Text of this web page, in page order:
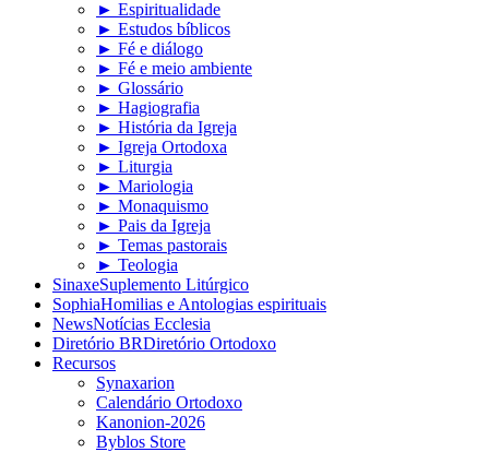
► Espiritualidade
► Estudos bíblicos
► Fé e diálogo
► Fé e meio ambiente
► Glossário
► Hagiografia
► História da Igreja
► Igreja Ortodoxa
► Liturgia
► Mariologia
► Monaquismo
► Pais da Igreja
► Temas pastorais
► Teologia
SinaxeSuplemento Litúrgico
SophiaHomilias e Antologias espirituais
NewsNotícias Ecclesia
Diretório BRDiretório Ortodoxo
Recursos
Synaxarion
Calendário Ortodoxo
Kanonion-2026
Byblos Store